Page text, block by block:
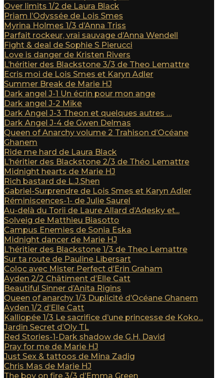
Over limits 1/2 de Laura Black
Priam l’Odyssée de Lois Smes
Myrina Holmes 1/3 d’Anna Triss
Parfait rockeur, vrai sauvage d’Anna Wendell
Fight & deal de Sophie S Pierucci
Love is danger de Kristen Rivers
L’héritier des Blackstone 3/3 de Theo Lemattre
Ecris moi de Lois Smes et Karyn Adler
Summer Break de Marie HJ
Dark angel J-1 Un écrin pour mon ange
Dark angel J-2 Mike
Dark Angel J-3 Theon et quelques autres …
Dark Angel J-4 de Gwen Delmas
Queen of Anarchy volume 2 Trahison d’Océane
Ghanem
Ride me hard de Laura Black
L’héritier des Blackstone 2/3 de Théo Lemattre
Midnight hearts de Marie HJ
Rich bastard de L.J.Shen
Gabriel-Surprendre de Lois Smes et Karyn Adler
Réminiscences-1- de Julie Saurel
Au-delà du Torii de Laure Allard d’Adesky et...
Solveig de Matthieu Biasotto
Campus Enemies de Sonia Eska
Midnight dancer de Marie HJ
L’héritier des Blackstone 1/3 de Theo Lemattre
Sur ta route de Pauline Libersart
Coloc avec Mister Perfect d’Erin Graham
Ayden 2/2 Châtiment d’Elle Catt
Beautiful Sinner d’Anita Rigins
Queen of anarchy 1/3 Duplicité d’Océane Ghanem
Ayden 1/2 d’Elle Catt
Kalliopée 1/3 Le sacrifice d’une princesse de Koko...
Jardin Secret d’Oly TL
Red Stories-1-Dark shadow de G.H. David
Pray for me de Marie HJ
Just Sex & tattoos de Mina Zadig
Chris Mas de Marie HJ
The boy on fire 3/3 d’Emma Green